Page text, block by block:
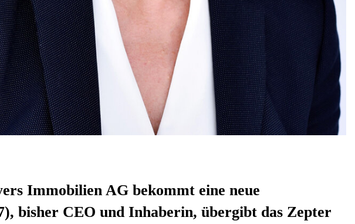
Immobilien AG bekommt eine neue
bisher CEO und Inhaberin, übergibt das Zepter